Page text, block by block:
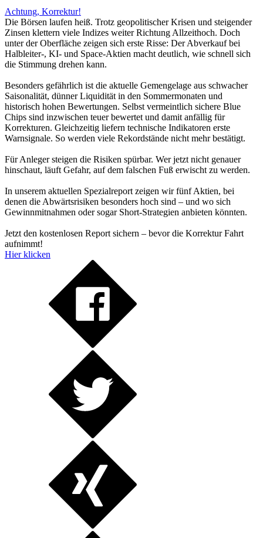
Achtung, Korrektur!
Die Börsen laufen heiß. Trotz geopolitischer Krisen und steigender
Zinsen klettern viele Indizes weiter Richtung Allzeithoch. Doch
unter der Oberfläche zeigen sich erste Risse: Der Abverkauf bei
Halbleiter-, KI- und Space-Aktien macht deutlich, wie schnell sich
die Stimmung drehen kann.
Besonders gefährlich ist die aktuelle Gemengelage aus schwacher
Saisonalität, dünner Liquidität in den Sommermonaten und
historisch hohen Bewertungen. Selbst vermeintlich sichere Blue
Chips sind inzwischen teuer bewertet und damit anfällig für
Korrekturen. Gleichzeitig liefern technische Indikatoren erste
Warnsignale. So werden viele Rekordstände nicht mehr bestätigt.
Für Anleger steigen die Risiken spürbar. Wer jetzt nicht genauer
hinschaut, läuft Gefahr, auf dem falschen Fuß erwischt zu werden.
In unserem aktuellen Spezialreport zeigen wir fünf Aktien, bei
denen die Abwärtsrisiken besonders hoch sind – und wo sich
Gewinnmitnahmen oder sogar Short-Strategien anbieten könnten.
Jetzt den kostenlosen Report sichern – bevor die Korrektur Fahrt
aufnimmt!
Hier klicken